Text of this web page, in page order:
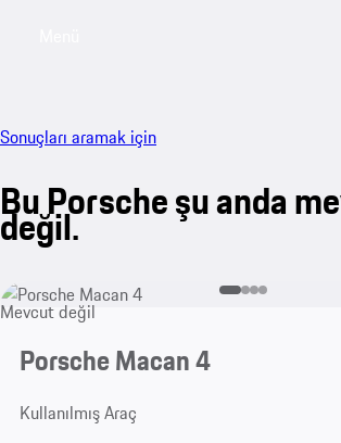
Sonuçları aramak için
Bu Porsche şu anda
değil.
Mevcut değil
Porsche Macan 4
Kullanılmış Araç